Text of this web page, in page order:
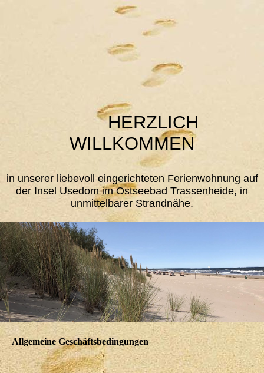
HERZLICH
WILLKOMMEN
in unserer liebevoll eingerichteten Ferienwohnung auf
der Insel Usedom im Ostseebad Trassenheide, in
unmittelbarer Strandnähe.
Allgemeine Geschäftsbedingungen